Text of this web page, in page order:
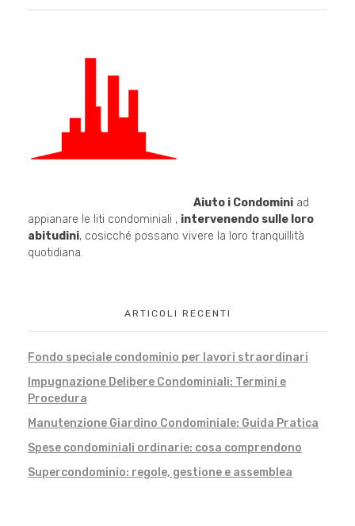
Aiuto i Condominiad
appianare le liti condominiali , intervenendo sulle loro
abitudini, cosicché possano vivere la loro tranquillità
quotidiana.
ARTICOLI RECENTI
Fondo speciale condominio per lavori straordinari
Impugnazione Delibere Condominiali: Termini e
Procedura
Manutenzione Giardino Condominiale: Guida Pratica
Spese condominiali ordinarie: cosa comprendono
Supercondominio: regole, gestione e assemblea